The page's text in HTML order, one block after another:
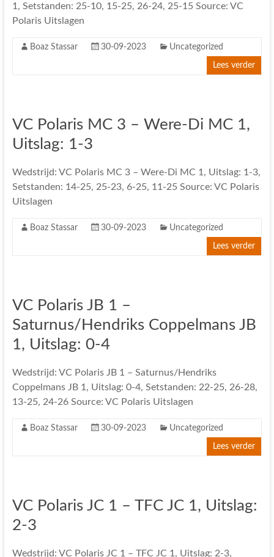
1, Setstanden: 25-10, 15-25, 26-24, 25-15 Source: VC
Polaris Uitslagen
Boaz Stassar 30-09-2023 Uncategorized
Lees verder
VC Polaris MC 3 – Were-Di MC 1,
Uitslag: 1-3
Wedstrijd: VC Polaris MC 3 – Were-Di MC 1, Uitslag: 1-3,
Setstanden: 14-25, 25-23, 6-25, 11-25 Source: VC Polaris
Uitslagen
Boaz Stassar 30-09-2023 Uncategorized
Lees verder
VC Polaris JB 1 –
Saturnus/Hendriks Coppelmans JB
1, Uitslag: 0-4
Wedstrijd: VC Polaris JB 1 – Saturnus/Hendriks
Coppelmans JB 1, Uitslag: 0-4, Setstanden: 22-25, 26-28,
13-25, 24-26 Source: VC Polaris Uitslagen
Boaz Stassar 30-09-2023 Uncategorized
Lees verder
VC Polaris JC 1 – TFC JC 1, Uitslag:
2-3
Wedstrijd: VC Polaris JC 1 – TFC JC 1, Uitslag: 2-3,